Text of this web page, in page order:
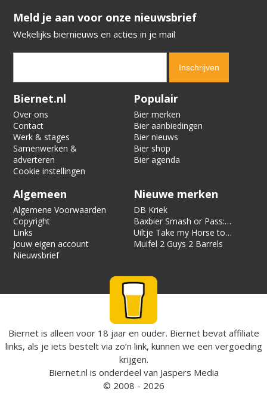
​​​​​​​Meld je aan voor onze nieuwsbrief
Wekelijks biernieuws en acties in je mail
Verification code:
Biernet.nl
Over ons
Contact
Werk & stages
Samenwerken &
adverteren
Cookie instellingen
Populair
Bier merken
Bier aanbiedingen
Bier nieuws
Bier shop
Bier agenda
Algemeen
Algemene Voorwaarden
Copyright
Links
Jouw eigen account
Nieuwsbrief
Nieuwe merken
DB Kriek
Baxbier Smash or Pass:
Strata
Uiltje Take my Horse to
the Hotel Room
Muifel 2 Guys 2 Barrels
Biernet is alleen voor 18 jaar en ouder. Biernet bevat affiliate
links, als je iets bestelt via zo’n link, kunnen we een vergoeding
krijgen.
Biernet.nl is onderdeel van Jaspers Media
© 2008 - 2026